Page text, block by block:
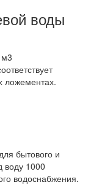
воды
ложементах.
бытового и
воду 1000
водоснабжения.